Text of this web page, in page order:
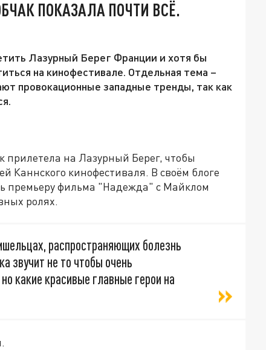
ПОКАЗАЛА ПОЧТИ ВСЁ.
Лазурный Берег Франции и хотя бы
на кинофестивале. Отдельная тема –
провокационные западные тренды, так как
на Лазурный Берег, чтобы
Каннского кинофестиваля. В своём блоге
премьеру фильма "Надежда" с Майклом
ролях.
распространяющих болезнь
звучит не то чтобы очень
какие красивые главные герои на